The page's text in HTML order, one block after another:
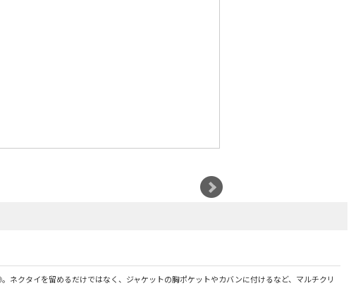
クタイを留めるだけではなく、ジャケットの胸ポケットやカバンに付けるなど、マルチクリ